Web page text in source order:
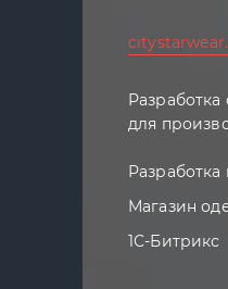
для
Разработка
Магазин
1С-Битрикс